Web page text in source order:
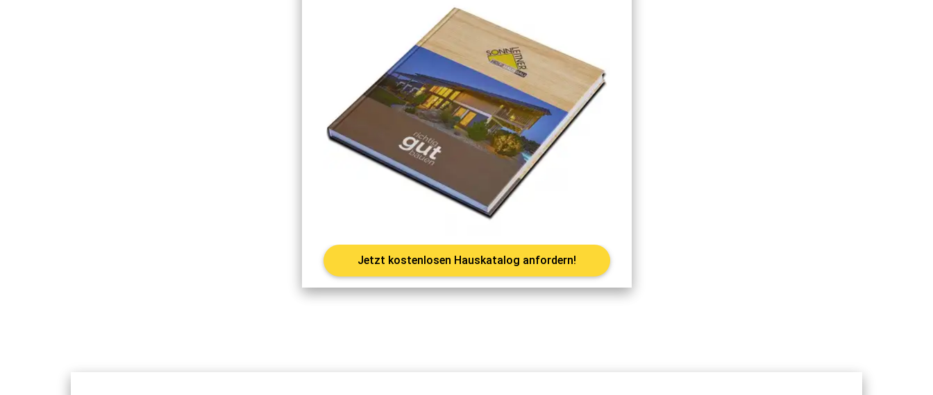
Jetzt kostenlosen Hauskatalog anfordern!